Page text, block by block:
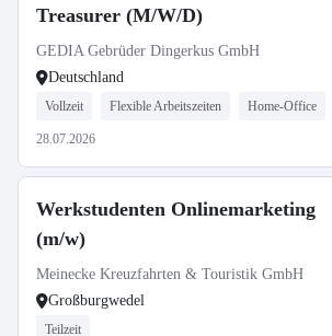
Treasurer (M/W/D)
GEDIA Gebrüder Dingerkus GmbH
Deutschland
Vollzeit Flexible Arbeitszeiten Home-Office
28.07.2026
Werkstudenten Onlinemarketing
(m/w)
Meinecke Kreuzfahrten & Touristik GmbH
Großburgwedel
Teilzeit